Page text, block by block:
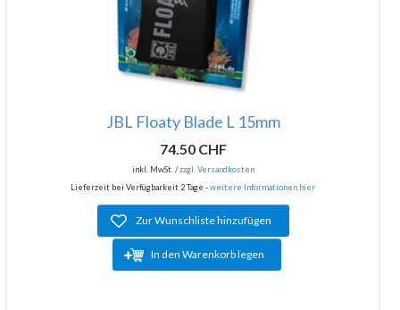
JBL Floaty Blade L 15mm
74.50 CHF
inkl. MwSt. /zzgl. Versandkosten
Lieferzeit bei Verfügbarkeit 2 Tage -weitere Informationen hier
Zur Wunschliste hinzufügen
In den Warenkorb legen